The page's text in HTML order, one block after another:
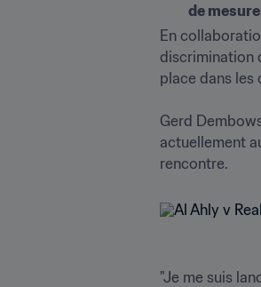
de
En
discrimination
place dans les
Gerd
actuellement
"Je me suis